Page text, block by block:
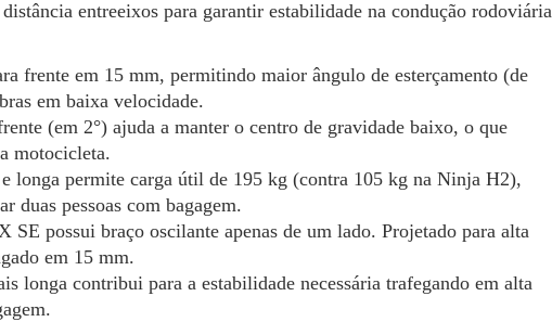
entreeixos para garantir estabilidade na condução rodoviária
frente em 15 mm, permitindo maior ângulo de esterçamento (de
em baixa velocidade.
(em 2°) ajuda a manter o centro de gravidade baixo, o que
motocicleta.
longa permite carga útil de 195 kg (contra 105 kg na Ninja H2),
duas pessoas com bagagem.
possui braço oscilante apenas de um lado. Projetado para alta
em 15 mm.
longa contribui para a estabilidade necessária trafegando em alta